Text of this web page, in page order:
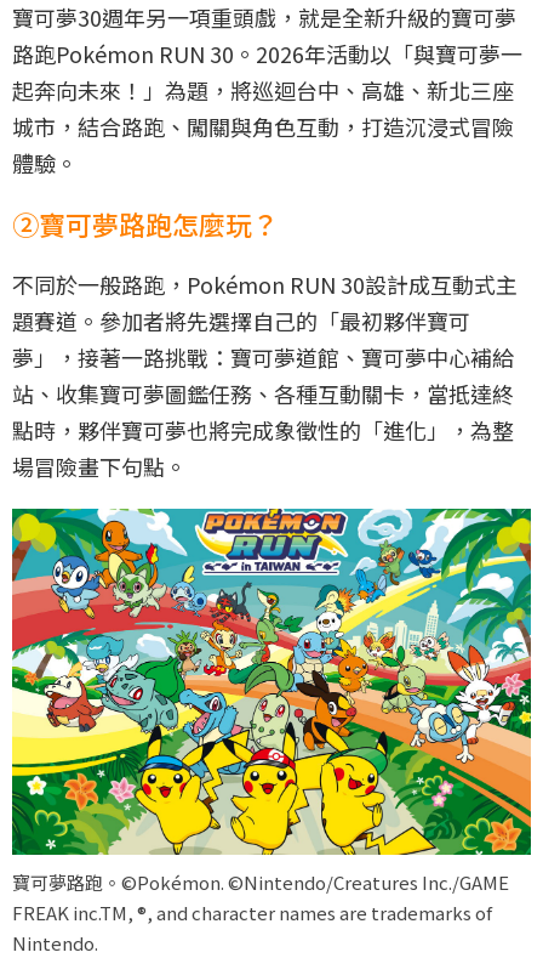
寶可夢30週年另一項重頭戲，就是全新升級的寶可夢
路跑Pokémon RUN 30。2026年活動以「與寶可夢一
起奔向未來！」為題，將巡迴台中、高雄、新北三座
城市，結合路跑、闖關與角色互動，打造沉浸式冒險
體驗。
②寶可夢路跑怎麼玩？
不同於一般路跑，Pokémon RUN 30設計成互動式主
題賽道。參加者將先選擇自己的「最初夥伴寶可
夢」，接著一路挑戰：寶可夢道館、寶可夢中心補給
站、收集寶可夢圖鑑任務、各種互動關卡，當抵達終
點時，夥伴寶可夢也將完成象徵性的「進化」，為整
場冒險畫下句點。
寶可夢路跑。©Pokémon. ©Nintendo/Creatures Inc./GAME
FREAK inc.TM, ®, and character names are trademarks of
Nintendo.